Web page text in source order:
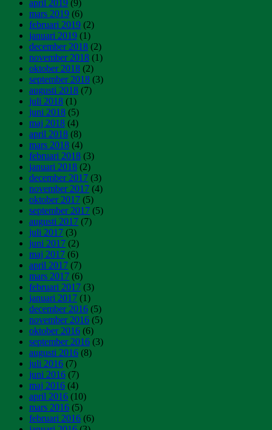
april 2019 (9)
mars 2019 (6)
februari 2019 (2)
januari 2019 (1)
december 2018 (2)
november 2018 (1)
oktober 2018 (2)
september 2018 (3)
augusti 2018 (7)
juli 2018 (1)
juni 2018 (5)
maj 2018 (4)
april 2018 (8)
mars 2018 (4)
februari 2018 (3)
januari 2018 (2)
december 2017 (3)
november 2017 (4)
oktober 2017 (5)
september 2017 (5)
augusti 2017 (7)
juli 2017 (3)
juni 2017 (2)
maj 2017 (6)
april 2017 (7)
mars 2017 (6)
februari 2017 (3)
januari 2017 (1)
december 2016 (5)
november 2016 (5)
oktober 2016 (6)
september 2016 (3)
augusti 2016 (8)
juli 2016 (7)
juni 2016 (7)
maj 2016 (4)
april 2016 (10)
mars 2016 (5)
februari 2016 (6)